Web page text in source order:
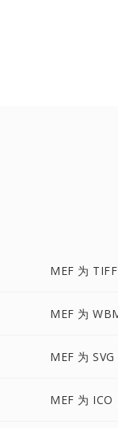
MEF 为 TIFF
MEF 为
MEF 为 SVG
MEF 为 ICO